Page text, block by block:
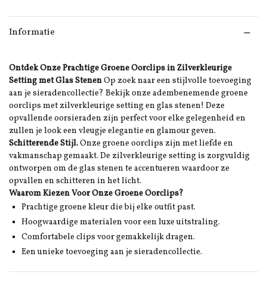
Informatie
Ontdek Onze Prachtige Groene Oorclips in Zilverkleurige
Setting met Glas StenenOp zoek naar een stijlvolle toevoeging
aan je sieradencollectie? Bekijk onze adembenemende groene
oorclips met zilverkleurige setting en glas stenen! Deze
opvallende oorsieraden zijn perfect voor elke gelegenheid en
zullen je look een vleugje elegantie en glamour geven.
Schitterende Stijl.Onze groene oorclips zijn met liefde en
vakmanschap gemaakt. De zilverkleurige setting is zorgvuldig
ontworpen om de glas stenen te accentueren waardoor ze
opvallen en schitteren in het licht.
Waarom Kiezen Voor Onze Groene Oorclips?
Prachtige groene kleur die bij elke outfit past.
Hoogwaardige materialen voor een luxe uitstraling.
Comfortabele clips voor gemakkelijk dragen.
Een unieke toevoeging aan je sieradencollectie.